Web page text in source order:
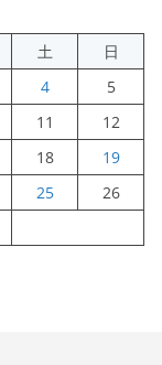
土
日
4
5
11
12
18
19
25
26